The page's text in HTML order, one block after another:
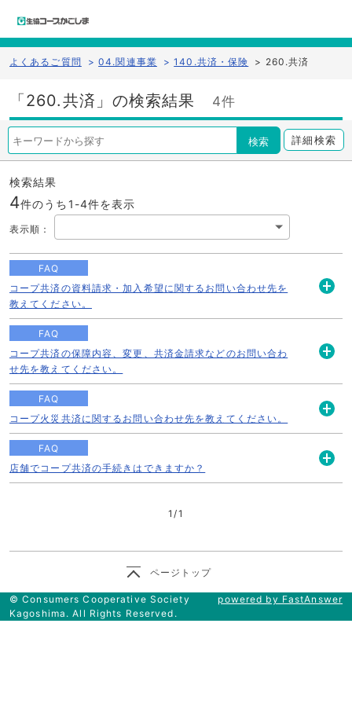
よくあるご質問 > 04.関連事業 > 140.共済・保険 > 260.共済
「260.共済」の検索結果 4件
検索 詳細検索
検索結果
4件のうち1-4件を表示
表示順 ：
FAQ
コープ共済の資料請求・加入希望に関するお問い合わせ先を
教えてください。
く
FAQ
コープ共済の保障内容、変更、共済金請求などのお問い合わ
せ先を教えてください。
く
FAQ
コープ火災共済に関するお問い合わせ先を教えてください。
FAQ
店舗でコープ共済の手続きはできますか？
1 /1
ページトップ
powered by FastAnswer
© Consumers Cooperative Society
Kagoshima. All Rights Reserved.